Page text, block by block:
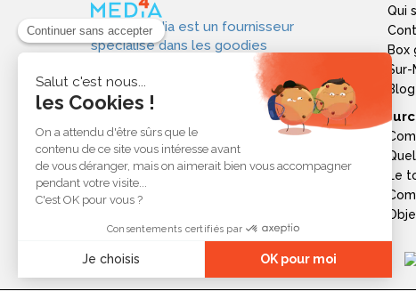
Magic4media est un fournisseur
spécialisé dans les goodies
personnalisés et objets publicitaires
pour les entreprises. Nous
sélectionnons des produits utiles,
tendances et responsables pour
valoriser votre image de marque,
soutenir vos actions de
communication et réussir vos
opérations événementielles,
Qui
Box
Blog
Le